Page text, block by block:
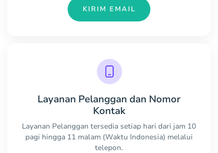
KIRIM EMAIL
Layanan Pelanggan dan Nomor
Kontak
Layanan Pelanggan tersedia setiap hari dari jam 10
pagi hingga 11 malam (Waktu Indonesia) melalui
telepon.